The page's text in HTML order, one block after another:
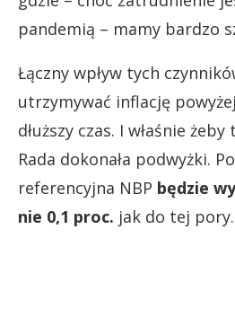
pandemią – mamy bardzo
Łączny wpływ tych
utrzymywać inflację
dłuższy czas. I właśnie
Rada dokonała podwyżki.
referencyjna NBP będzie
nie 0,1 proc. jak do tej pory.